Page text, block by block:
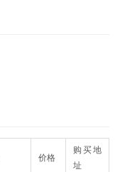
价格
购买地
址